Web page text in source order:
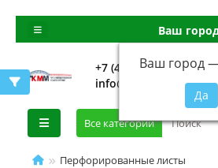
Ваш
Ваш город
+7 (499) 648-92-94
Все категории
Перфорированные листы